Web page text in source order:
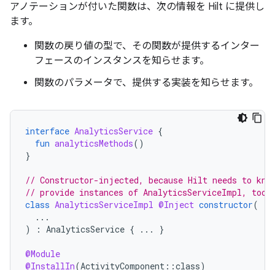
アノテーションが付いた関数は、次の情報を Hilt に提供し
ます。
関数の戻り値の型で、その関数が提供するインター
フェースのインスタンスを知らせます。
関数のパラメータで、提供する実装を知らせます。
interface AnalyticsService {
fun analyticsMethods()
}
// Constructor-injected, because Hilt needs to
// provide instances of AnalyticsServiceImpl, too.
class AnalyticsServiceImpl @Inject constructor(
...
)
: AnalyticsService { ... }
@Module
@InstallIn(ActivityComponent ::class)